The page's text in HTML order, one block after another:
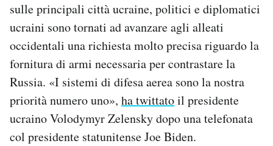
Newsletter
Notifiche mobile
Regala il Post
Esci
sulle principali città ucraine, politici e diplomatici
ucraini sono tornati ad avanzare agli alleati
occidentali una richiesta molto precisa riguardo la
fornitura di armi necessaria per contrastare la
Russia. «I sistemi di difesa aerea sono la nostra
priorità numero uno», ha twittatoil presidente
ucraino Volodymyr Zelensky dopo una telefonata
col presidente statunitense Joe Biden.